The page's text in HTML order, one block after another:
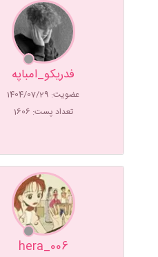
فدریکو_امباپه
عضویت: 1404/07/29
تعداد پست: 1606
hera_006